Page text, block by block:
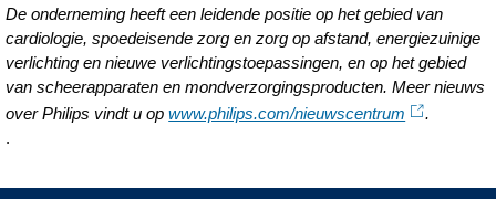
De onderneming heeft een leidende positie op het gebied van
cardiologie, spoedeisende zorg en zorg op afstand, energiezuinige
verlichting en nieuwe verlichtingstoepassingen, en op het gebied
van scheerapparaten en mondverzorgingsproducten. Meer nieuws
over Philips vindt u opwww.philips.com/nieuwscentrum
.
.